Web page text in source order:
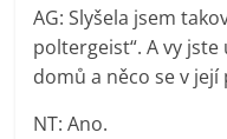
AG: Slyšela jsem
poltergeist“. A vy
domů a něco se v
NT: Ano.